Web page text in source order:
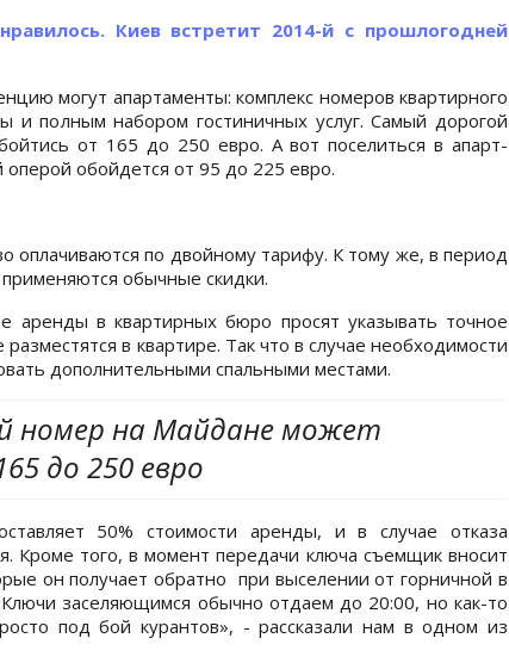
Киев встретит 2014-й с прошлогодней
могут апартаменты: комплекс номеров квартирного
и полным набором гостиничных услуг. Самый дорогой
от 165 до 250 евро. А вот поселиться в апарт-
обойдется от 95 до 225 евро.
оплачиваются по двойному тарифу. К тому же, в период
обычные скидки.
аренды в квартирных бюро просят указывать точное
в квартире. Так что в случае необходимости
дополнительными спальными местами.
номер на Майдане может
до 250 евро
50% стоимости аренды, и в случае отказа
Кроме того, в момент передачи ключа съемщик вносит
он получает обратно при выселении от горничной в
заселяющимся обычно отдаем до 20:00, но как-то
под бой курантов», - рассказали нам в одном из